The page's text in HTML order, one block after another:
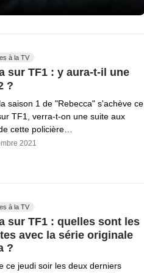
à la TV
sur TF1 : y aura-t-il une
?
saison 1 de "Rebecca" s'achève ce
TF1, verra-t-on une suite aux
cette policière…
2021
à la TV
sur TF1 : quelles sont les
avec la série originale
?
ce jeudi soir les deux derniers